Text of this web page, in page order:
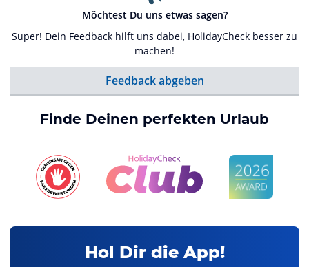
Möchtest Du uns etwas sagen?
Super! Dein Feedback hilft uns dabei, HolidayCheck besser zu
machen!
Feedback abgeben
Finde Deinen perfekten Urlaub
Hol Dir die App!